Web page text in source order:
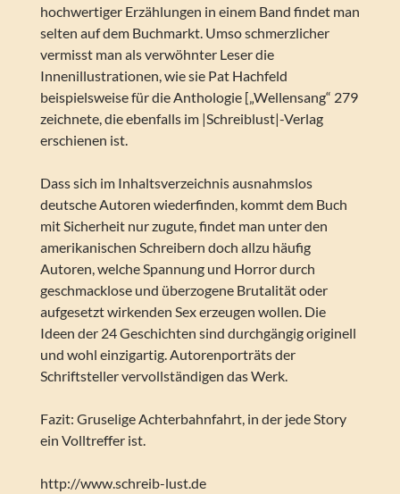
hochwertiger Erzählungen in einem Band findet man
selten auf dem Buchmarkt. Umso schmerzlicher
vermisst man als verwöhnter Leser die
Innenillustrationen, wie sie Pat Hachfeld
beispielsweise für die Anthologie [„Wellensang“ 279
zeichnete, die ebenfalls im |Schreiblust|-Verlag
erschienen ist.
Dass sich im Inhaltsverzeichnis ausnahmslos
deutsche Autoren wiederfinden, kommt dem Buch
mit Sicherheit nur zugute, findet man unter den
amerikanischen Schreibern doch allzu häufig
Autoren, welche Spannung und Horror durch
geschmacklose und überzogene Brutalität oder
aufgesetzt wirkenden Sex erzeugen wollen. Die
Ideen der 24 Geschichten sind durchgängig originell
und wohl einzigartig. Autorenporträts der
Schriftsteller vervollständigen das Werk.
Fazit: Gruselige Achterbahnfahrt, in der jede Story
ein Volltreffer ist.
http://www.schreib-lust.de